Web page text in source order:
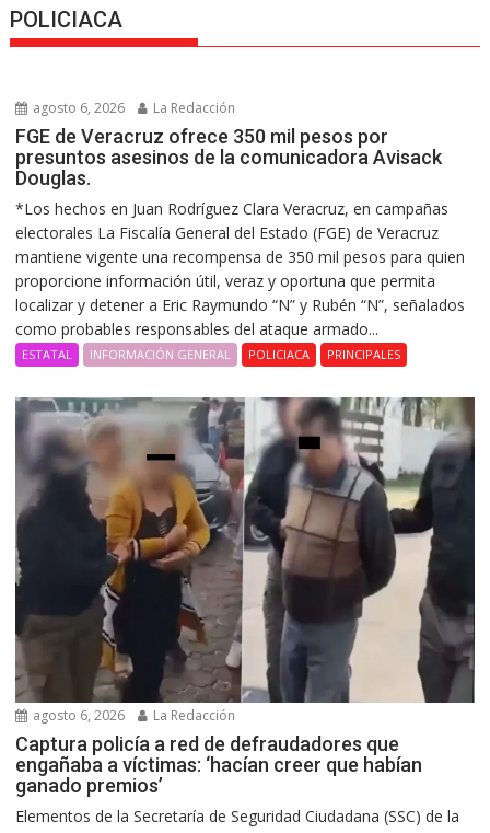
POLICIACA
agosto 6, 2026 La Redacción
FGE de Veracruz ofrece 350 mil pesos por
presuntos asesinos de la comunicadora Avisack
Douglas.
*Los hechos en Juan Rodríguez Clara Veracruz, en campañas
electorales La Fiscalía General del Estado (FGE) de Veracruz
mantiene vigente una recompensa de 350 mil pesos para quien
proporcione información útil, veraz y oportuna que permita
localizar y detener a Eric Raymundo “N” y Rubén “N”, señalados
como probables responsables del ataque armado...
ESTATAL INFORMACIÓN GENERAL POLICIACA PRINCIPALES
agosto 6, 2026 La Redacción
Captura policía a red de defraudadores que
engañaba a víctimas: ‘hacían creer que habían
ganado premios’
Elementos de la Secretaría de Seguridad Ciudadana (SSC) de la